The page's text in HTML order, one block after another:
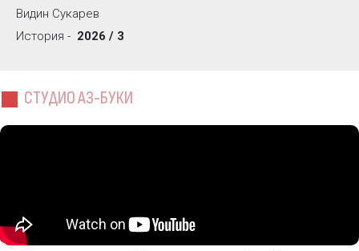
Видин Сукарев
История - 2026 / 3
СТУДИО АЗ-БУКИ